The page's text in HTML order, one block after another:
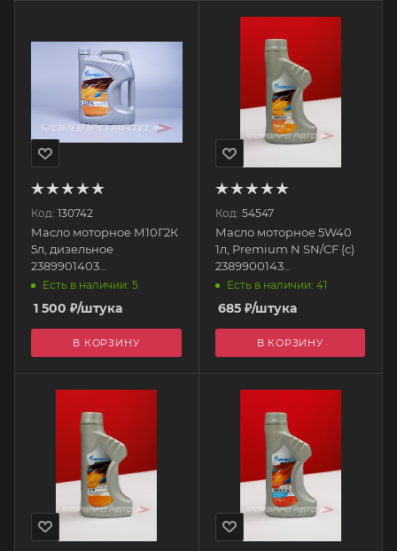
Код: 130742
Масло моторное М10Г2К
5л, дизельное
2389901403
GAZPROMNEFT
Есть в наличии: 5
1 500 ₽/штука
В КОРЗИНУ
Код: 54547
Масло моторное 5W40
1л, Premium N SN/CF (с)
2389900143
GAZPROMNEFT
Есть в наличии: 41
685₽/штука
В КОРЗИНУ